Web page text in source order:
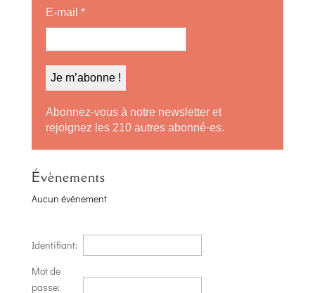
E-mail *
Abonnez-vous à notre newsletter et
rejoignez les 210 autres abonné·es.
Évènements
Aucun évènement
Identifiant:
Mot de
passe: